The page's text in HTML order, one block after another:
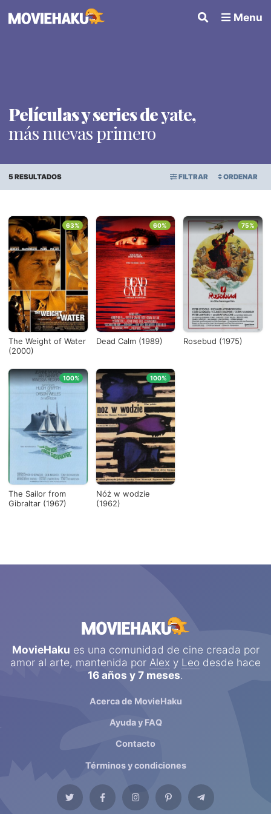
Menu
Películas y series deyate,
más nuevas primero
5 RESULTADOS FILTRAR ORDENAR
×
Todo
Géneros
Países
Desde...
Ver todo
FECHA DE ESTRENO
PUNTAJE PROMEDIO
The Weight of Water
(2000)
63%
Dead Calm (1989)
60%
Rosebud (1975)
75%
The Sailor from
Gibraltar (1967)
100%
Nóż w wodzie
(1962)
100%
MovieHaku es una comunidad de cine creada por
amor al arte, mantenida por Alex y Leo desde hace
16 años y 7 meses.
Acerca de MovieHaku
Ayuda y FAQ
Contacto
Términos y condiciones